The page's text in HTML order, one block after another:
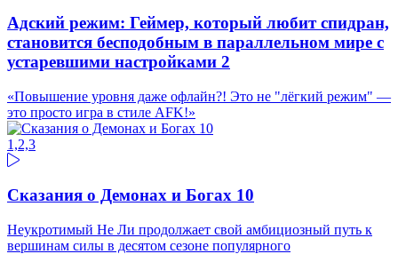
Адский режим: Геймер, который любит спидран,
становится бесподобным в параллельном мире с
устаревшими настройками 2
«Повышение уровня даже офлайн?! Это не "лёгкий режим" —
это просто игра в стиле AFK!»
1,2,3
Сказания о Демонах и Богах 10
Неукротимый Не Ли продолжает свой амбициозный путь к
вершинам силы в десятом сезоне популярного